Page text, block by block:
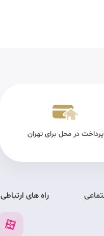
پرداخت در محل برای تهران
راه های ارتباطی